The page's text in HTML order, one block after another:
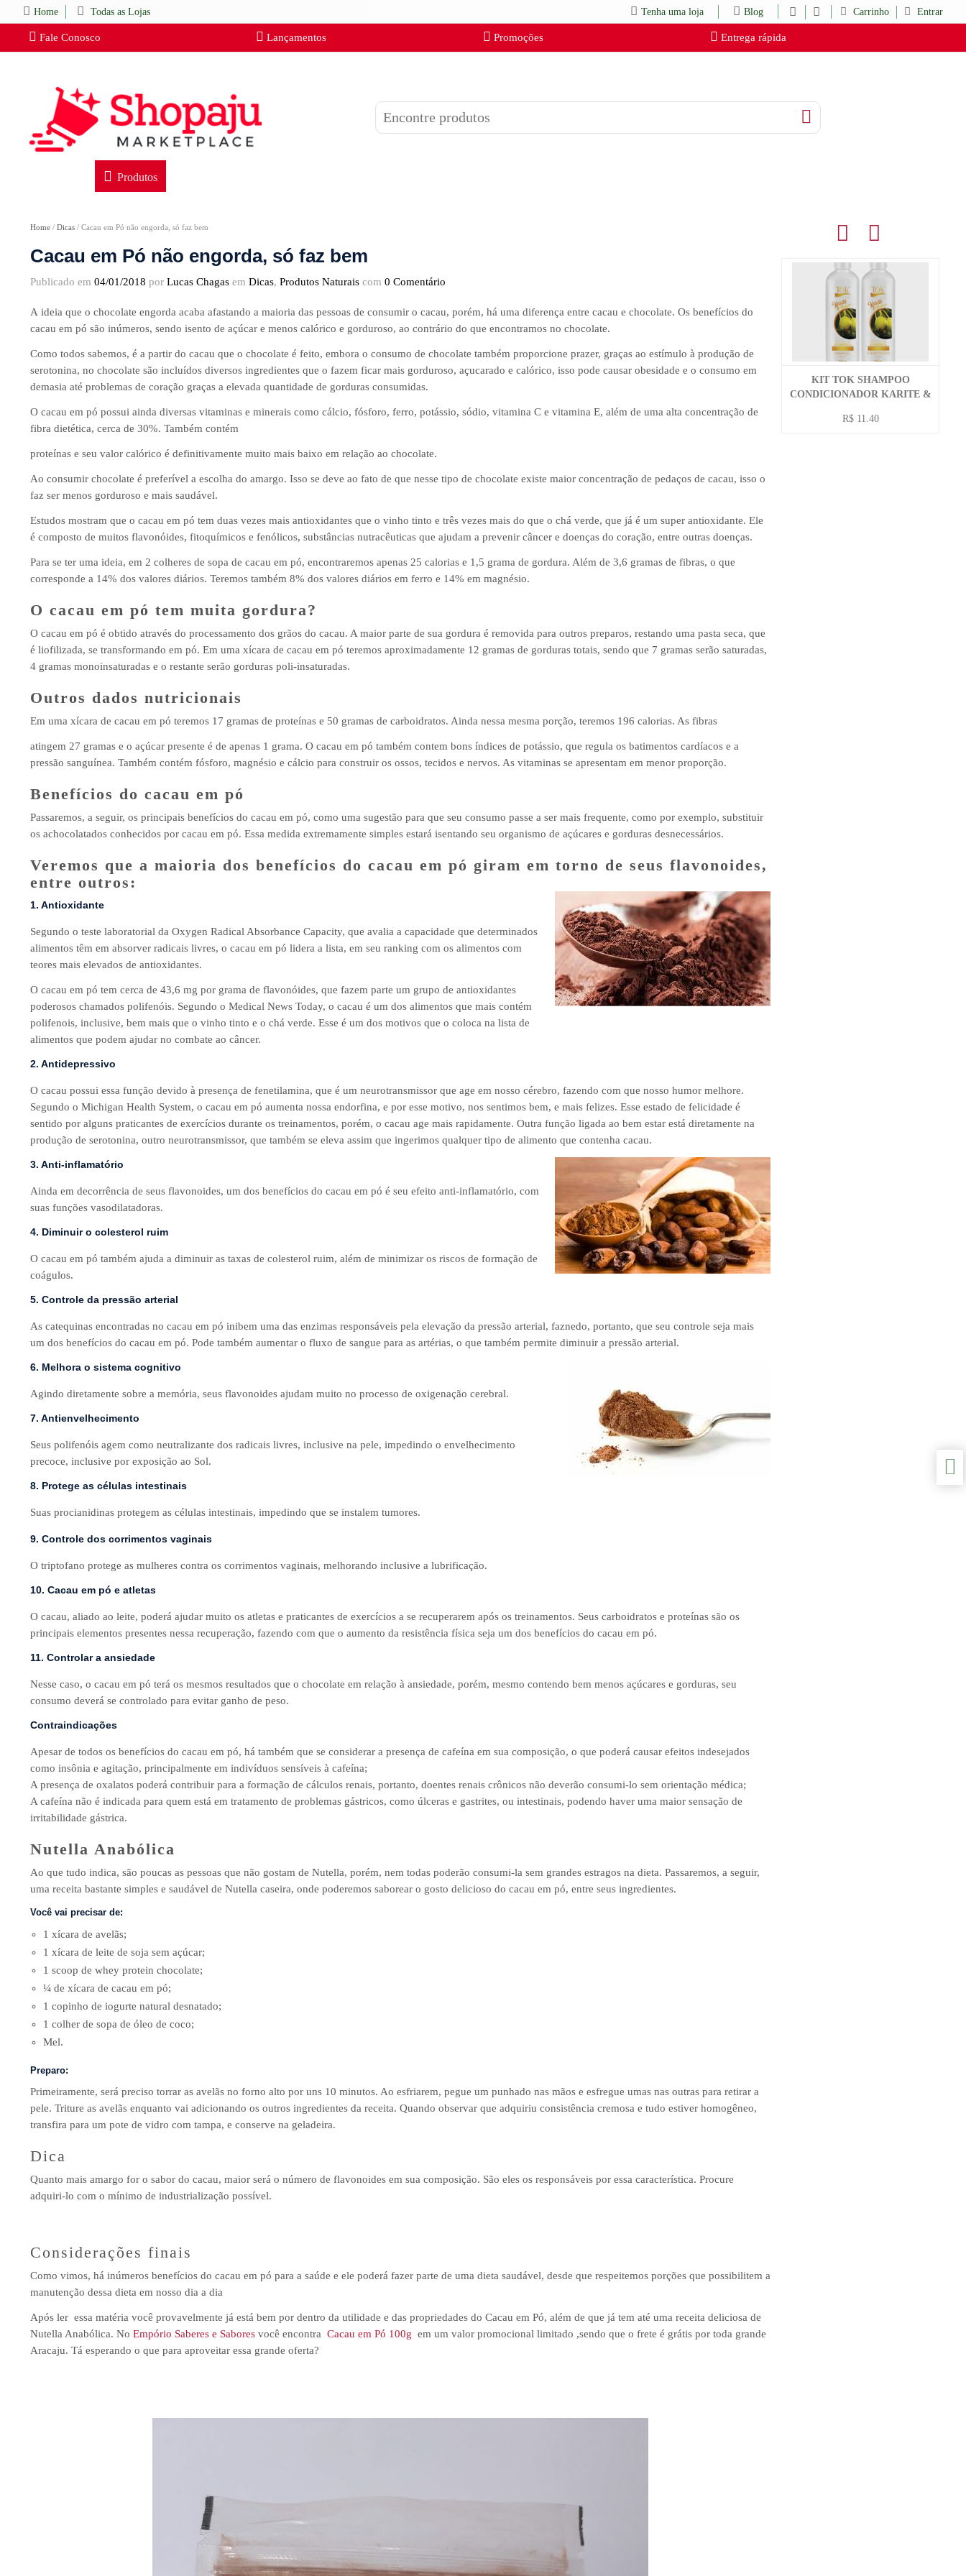
Fale Conosco Lançamentos Promoções Entrega rápida
Home Todas as Lojas Tenha uma loja Blog Carrinho Entrar
Produtos
Home / Dicas / Cacau em Pó não engorda, só faz bem
Cacau em Pó não engorda, só faz bem
Publicado em 04/01/2018 por Lucas Chagas em Dicas, Produtos Naturais com 0 Comentário
A ideia que o chocolate engorda acaba afastando a maioria das pessoas de consumir o cacau, porém, há uma diferença entre cacau e chocolate. Os benefícios do
cacau em pó são inúmeros, sendo isento de açúcar e menos calórico e gorduroso, ao contrário do que encontramos no chocolate.
Como todos sabemos, é a partir do cacau que o chocolate é feito, embora o consumo de chocolate também proporcione prazer, graças ao estímulo à produção de
serotonina, no chocolate são incluídos diversos ingredientes que o fazem ficar mais gorduroso, açucarado e calórico, isso pode causar obesidade e o consumo em
demasia até problemas de coração graças a elevada quantidade de gorduras consumidas.
O cacau em pó possui ainda diversas vitaminas e minerais como cálcio, fósforo, ferro, potássio, sódio, vitamina C e vitamina E, além de uma alta concentração de
fibra dietética, cerca de 30%. Também contém
proteínas e seu valor calórico é definitivamente muito mais baixo em relação ao chocolate.
Ao consumir chocolate é preferível a escolha do amargo. Isso se deve ao fato de que nesse tipo de chocolate existe maior concentração de pedaços de cacau, isso o
faz ser menos gorduroso e mais saudável.
Estudos mostram que o cacau em pó tem duas vezes mais antioxidantes que o vinho tinto e três vezes mais do que o chá verde, que já é um super antioxidante. Ele
é composto de muitos flavonóides, fitoquímicos e fenólicos, substâncias nutracêuticas que ajudam a prevenir câncer e doenças do coração, entre outras doenças.
Para se ter uma ideia, em 2 colheres de sopa de cacau em pó, encontraremos apenas 25 calorias e 1,5 grama de gordura. Além de 3,6 gramas de fibras, o que
corresponde a 14% dos valores diários. Teremos também 8% dos valores diários em ferro e 14% em magnésio.
O cacau em pó tem muita gordura?
O cacau em pó é obtido através do processamento dos grãos do cacau. A maior parte de sua gordura é removida para outros preparos, restando uma pasta seca, que
é liofilizada, se transformando em pó. Em uma xícara de cacau em pó teremos aproximadamente 12 gramas de gorduras totais, sendo que 7 gramas serão saturadas,
4 gramas monoinsaturadas e o restante serão gorduras poli-insaturadas.
Outros dados nutricionais
Em uma xícara de cacau em pó teremos 17 gramas de proteínas e 50 gramas de carboidratos. Ainda nessa mesma porção, teremos 196 calorias. As fibras
atingem 27 gramas e o açúcar presente é de apenas 1 grama. O cacau em pó também contem bons índices de potássio, que regula os batimentos cardíacos e a
pressão sanguínea. Também contém fósforo, magnésio e cálcio para construir os ossos, tecidos e nervos. As vitaminas se apresentam em menor proporção.
Benefícios do cacau em pó
Passaremos, a seguir, os principais benefícios do cacau em pó, como uma sugestão para que seu consumo passe a ser mais frequente, como por exemplo, substituir
os achocolatados conhecidos por cacau em pó. Essa medida extremamente simples estará isentando seu organismo de açúcares e gorduras desnecessários.
Veremos que a maioria dos benefícios do cacau em pó giram em torno de seus flavonoides,
entre outros:
1. Antioxidante
Segundo o teste laboratorial da Oxygen Radical Absorbance Capacity, que avalia a capacidade que determinados
alimentos têm em absorver radicais livres, o cacau em pó lidera a lista, em seu ranking com os alimentos com
teores mais elevados de antioxidantes.
O cacau em pó tem cerca de 43,6 mg por grama de flavonóides, que fazem parte um grupo de antioxidantes
poderosos chamados polifenóis. Segundo o Medical News Today, o cacau é um dos alimentos que mais contém
polifenois, inclusive, bem mais que o vinho tinto e o chá verde. Esse é um dos motivos que o coloca na lista de
alimentos que podem ajudar no combate ao câncer.
2. Antidepressivo
O cacau possui essa função devido à presença de fenetilamina, que é um neurotransmissor que age em nosso cérebro, fazendo com que nosso humor melhore.
Segundo o Michigan Health System, o cacau em pó aumenta nossa endorfina, e por esse motivo, nos sentimos bem, e mais felizes. Esse estado de felicidade é
sentido por alguns praticantes de exercícios durante os treinamentos, porém, o cacau age mais rapidamente. Outra função ligada ao bem estar está diretamente na
produção de serotonina, outro neurotransmissor, que também se eleva assim que ingerimos qualquer tipo de alimento que contenha cacau.
3. Anti-inflamatório
Ainda em decorrência de seus flavonoides, um dos benefícios do cacau em pó é seu efeito anti-inflamatório, com
suas funções vasodilatadoras.
4. Diminuir o colesterol ruim
O cacau em pó também ajuda a diminuir as taxas de colesterol ruim, além de minimizar os riscos de formação de
coágulos.
5. Controle da pressão arterial
As catequinas encontradas no cacau em pó inibem uma das enzimas responsáveis pela elevação da pressão arterial, faznedo, portanto, que seu controle seja mais
um dos benefícios do cacau em pó. Pode também aumentar o fluxo de sangue para as artérias, o que também permite diminuir a pressão arterial.
6. Melhora o sistema cognitivo
Agindo diretamente sobre a memória, seus flavonoides ajudam muito no processo de oxigenação cerebral.
7. Antienvelhecimento
Seus polifenóis agem como neutralizante dos radicais livres, inclusive na pele, impedindo o envelhecimento
precoce, inclusive por exposição ao Sol.
8. Protege as células intestinais
Suas procianidinas protegem as células intestinais, impedindo que se instalem tumores.
9. Controle dos corrimentos vaginais
O triptofano protege as mulheres contra os corrimentos vaginais, melhorando inclusive a lubrificação.
10. Cacau em pó e atletas
O cacau, aliado ao leite, poderá ajudar muito os atletas e praticantes de exercícios a se recuperarem após os treinamentos. Seus carboidratos e proteínas são os
principais elementos presentes nessa recuperação, fazendo com que o aumento da resistência física seja um dos benefícios do cacau em pó.
11. Controlar a ansiedade
Nesse caso, o cacau em pó terá os mesmos resultados que o chocolate em relação à ansiedade, porém, mesmo contendo bem menos açúcares e gorduras, seu
consumo deverá se controlado para evitar ganho de peso.
Contraindicações
Apesar de todos os benefícios do cacau em pó, há também que se considerar a presença de cafeína em sua composição, o que poderá causar efeitos indesejados
como insônia e agitação, principalmente em indivíduos sensíveis à cafeína;
A presença de oxalatos poderá contribuir para a formação de cálculos renais, portanto, doentes renais crônicos não deverão consumi-lo sem orientação médica;
A cafeína não é indicada para quem está em tratamento de problemas gástricos, como úlceras e gastrites, ou intestinais, podendo haver uma maior sensação de
irritabilidade gástrica.
Nutella Anabólica
Ao que tudo indica, são poucas as pessoas que não gostam de Nutella, porém, nem todas poderão consumi-la sem grandes estragos na dieta. Passaremos, a seguir,
uma receita bastante simples e saudável de Nutella caseira, onde poderemos saborear o gosto delicioso do cacau em pó, entre seus ingredientes.
Você vai precisar de:
1 xícara de avelãs;
1 xícara de leite de soja sem açúcar;
1 scoop de whey protein chocolate;
¼ de xícara de cacau em pó;
1 copinho de iogurte natural desnatado;
1 colher de sopa de óleo de coco;
Mel.
Preparo:
Primeiramente, será preciso torrar as avelãs no forno alto por uns 10 minutos. Ao esfriarem, pegue um punhado nas mãos e esfregue umas nas outras para retirar a
pele. Triture as avelãs enquanto vai adicionando os outros ingredientes da receita. Quando observar que adquiriu consistência cremosa e tudo estiver homogêneo,
transfira para um pote de vidro com tampa, e conserve na geladeira.
Dica
Quanto mais amargo for o sabor do cacau, maior será o número de flavonoides em sua composição. São eles os responsáveis por essa característica. Procure
adquiri-lo com o mínimo de industrialização possível.
Considerações finais
Como vimos, há inúmeros benefícios do cacau em pó para a saúde e ele poderá fazer parte de uma dieta saudável, desde que respeitemos porções que possibilitem a
manutenção dessa dieta em nosso dia a dia
Após ler essa matéria você provavelmente já está bem por dentro da utilidade e das propriedades do Cacau em Pó, além de que já tem até uma receita deliciosa de
Nutella Anabólica. No Empório Saberes e Sabores você encontra Cacau em Pó 100g em um valor promocional limitado ,sendo que o frete é grátis por toda grande
Aracaju. Tá esperando o que para aproveitar essa grande oferta?
KIT TOK SHAMPOO
CONDICIONADOR KARITE &
R$ 11.40